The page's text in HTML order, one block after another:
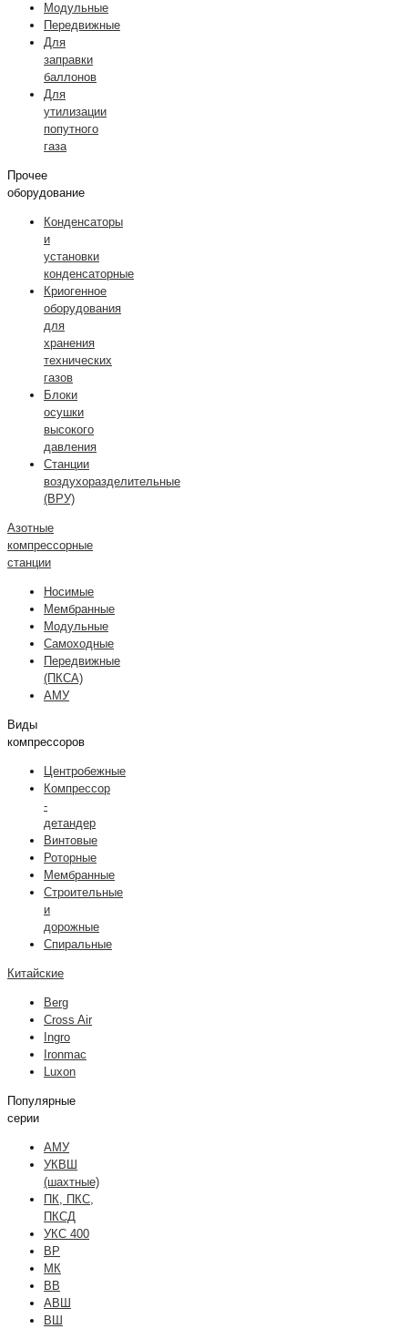
Модульные
Передвижные
Для
заправки
баллонов
Для
утилизации
попутного
газа
Прочее
оборудование
Конденсаторы
и
установки
конденсаторные
Криогенное
оборудования
для
хранения
технических
газов
Блоки
осушки
высокого
давления
Станции
воздухоразделительные
(ВРУ)
Азотные
компрессорные
станции
Носимые
Мембранные
Модульные
Самоходные
Передвижные
(ПКСА)
АМУ
Виды
компрессоров
Центробежные
Компрессор
-
детандер
Винтовые
Роторные
Мембранные
Строительные
и
дорожные
Спиральные
Китайские
Berg
Cross Air
Ingro
Ironmac
Luxon
Популярные
серии
АМУ
УКВШ
(шахтные)
ПК, ПКС,
ПКСД
УКС 400
ВР
МК
ВВ
АВШ
ВШ